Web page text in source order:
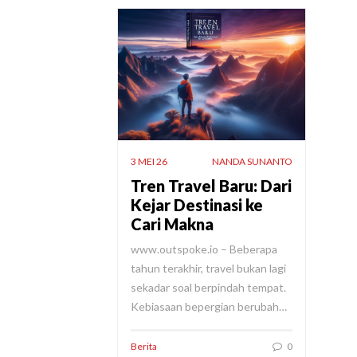
3 MEI 26 NANDA SUNANTO
Tren Travel Baru: Dari
Kejar Destinasi ke
Cari Makna
www.outspoke.io – Beberapa
tahun terakhir, travel bukan lagi
sekadar soal berpindah tempat.
Kebiasaan bepergian berubah…
Berita 0